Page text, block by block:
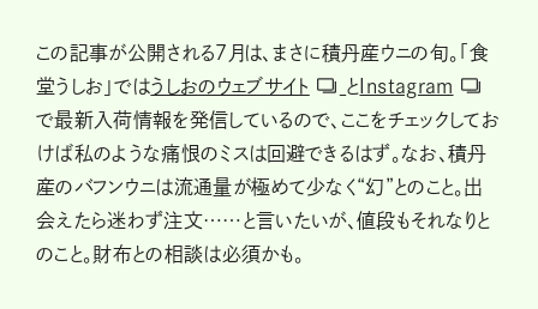
この記事が公開される7月は、まさに積丹産ウニの旬。「食
堂うしお」ではうしおのウェブサイト と Instagram
で最新入荷情報を発信しているので、ここをチェックしてお
けば私のような痛恨のミスは回避できるはず。なお、積丹
産のバフンウニは流通量が極めて少なく“幻”とのこと。出
会えたら迷わず注文……と言いたいが、値段もそれなりと
のこと。財布との相談は必須かも。